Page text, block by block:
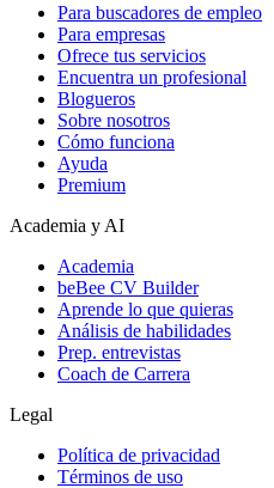
Para buscadores de empleo
Para empresas
Ofrece tus servicios
Encuentra un profesional
Blogueros
Sobre nosotros
Cómo funciona
Ayuda
Premium
Academia y AI
Academia
beBee CV Builder
Aprende lo que quieras
Análisis de habilidades
Prep. entrevistas
Coach de Carrera
Legal
Política de privacidad
Términos de uso